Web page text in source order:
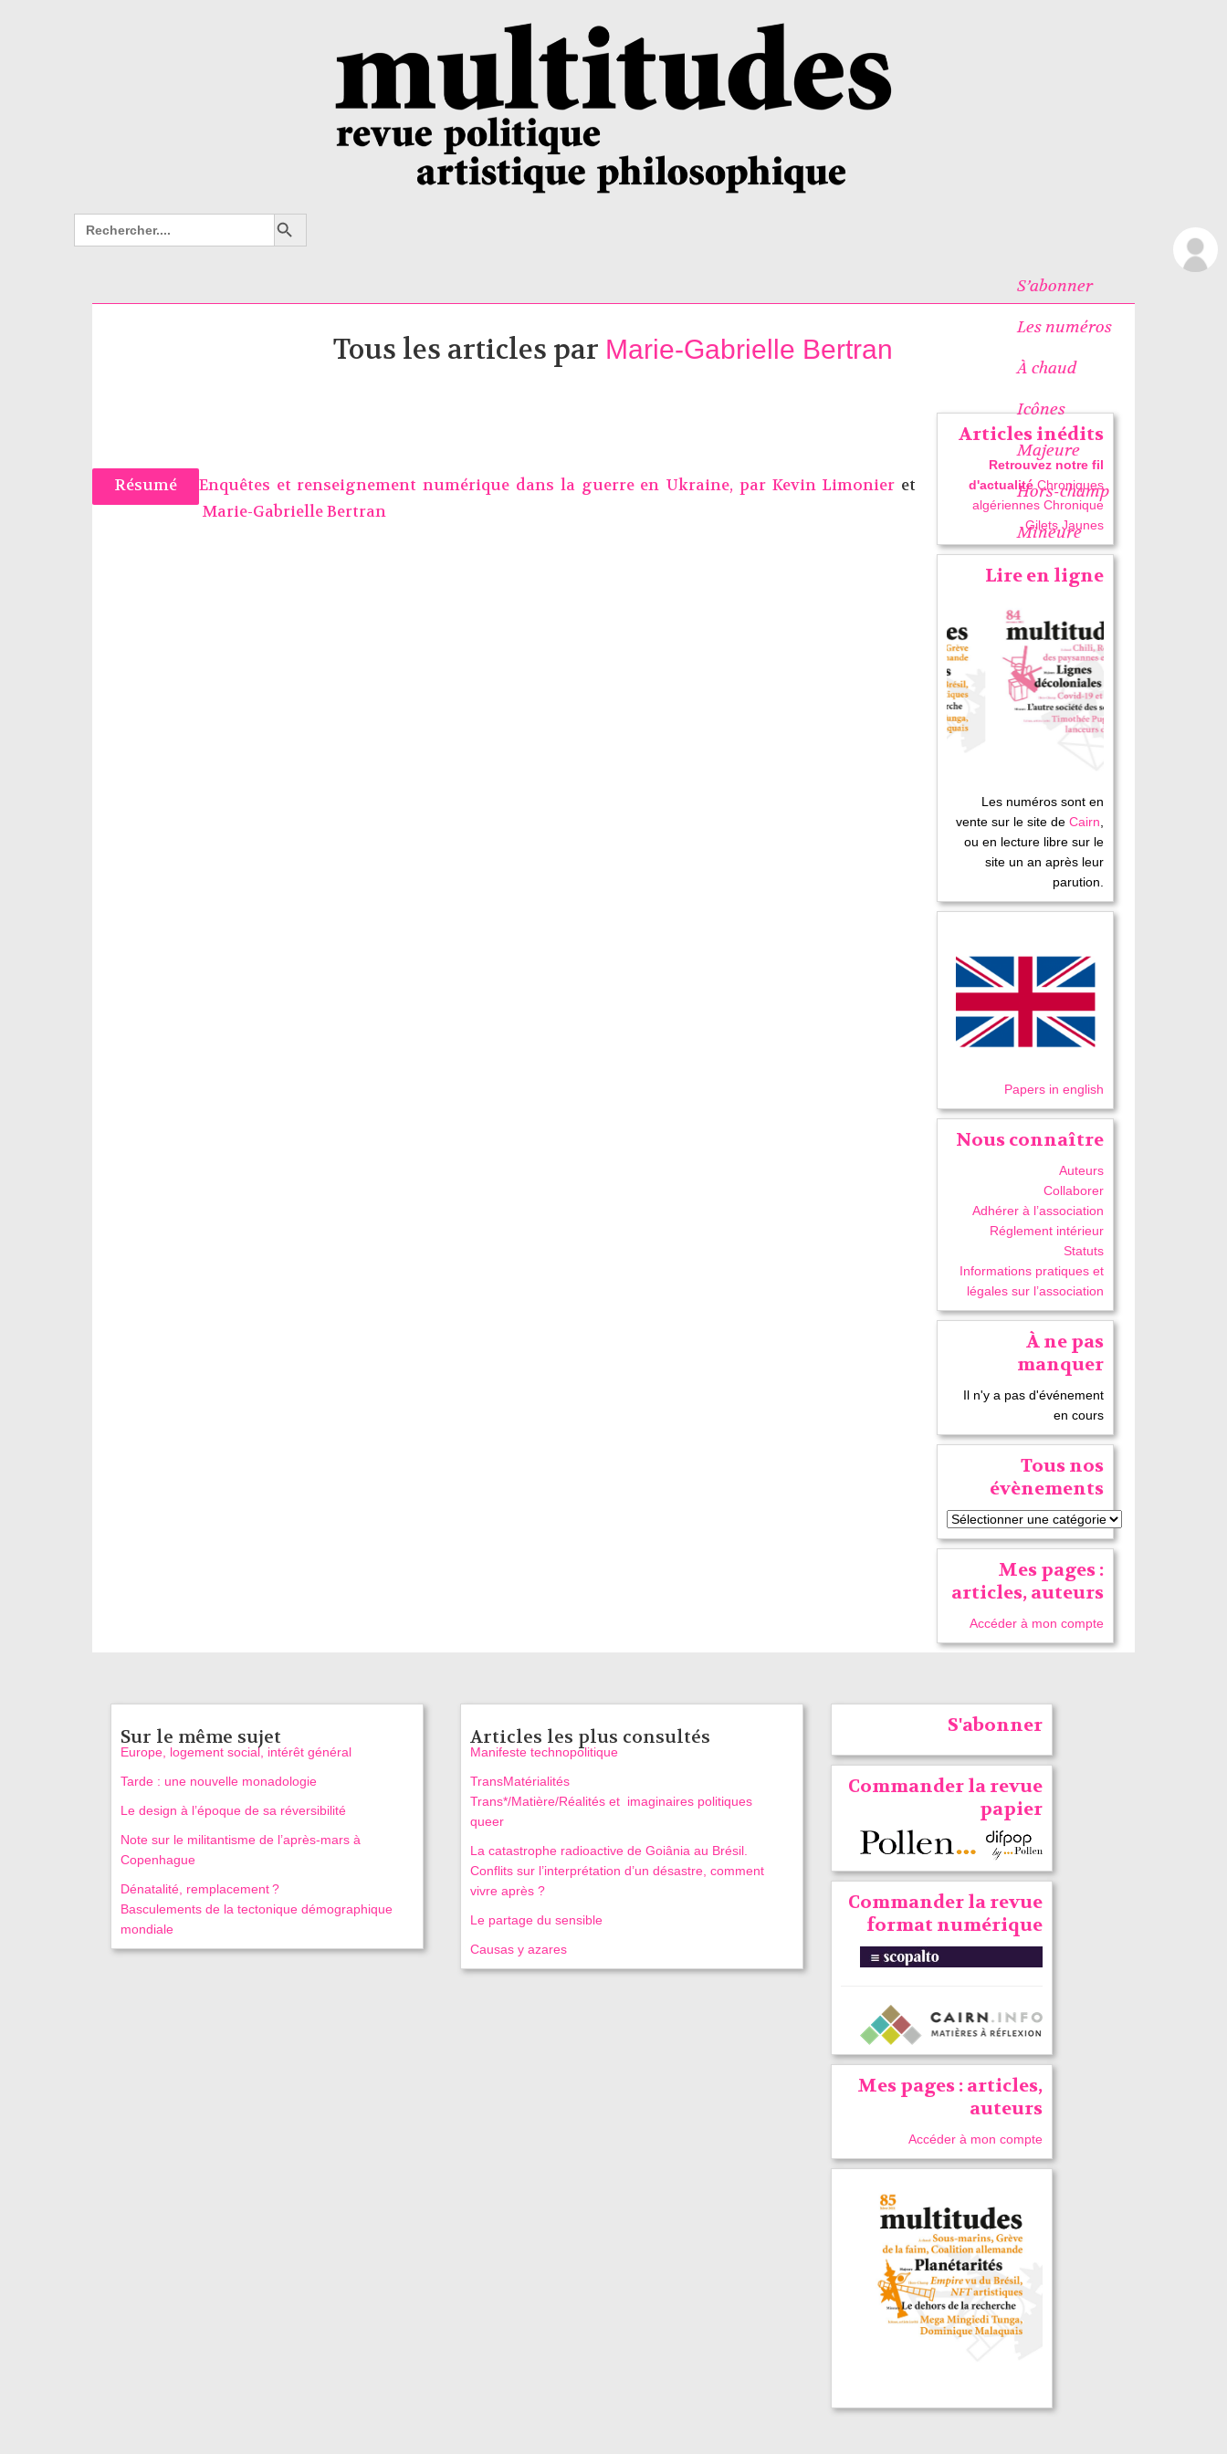
Search
for:
Search Button
S’abonner
Les numéros
À chaud
Icônes
Majeure
Hors-champ
Mineure
Tous les articles par Marie-Gabrielle Bertran
Résumé Enquêtes et renseignement numérique dans la guerre en Ukraine, par Kevin Limonier et
Marie-Gabrielle Bertran
Articles inédits
Retrouvez notre fil
d'actualité Chroniques
algériennes Chronique
Gilets Jaunes
Lire en ligne
Les numéros sont en
vente sur le site deCairn,
ou en lecture libre sur le
site un an après leur
parution.
Papers in english
Nous connaître
Auteurs
Collaborer
Adhérer à l’association
Réglement intérieur
Statuts
Informations pratiques et
légales sur l’association
À ne pas
manquer
Il n'y a pas d'événement
en cours
Tous nos
évènements
Mes pages :
articles, auteurs
Accéder à mon compte
Sur le même sujet
Europe, logement social, intérêt général
Tarde : une nouvelle monadologie
Le design à l’époque de sa réversibilité
Note sur le militantisme de l’après-mars à
Copenhague
Dénatalité, remplacement ?
Basculements de la tectonique démographique
mondiale
Articles les plus consultés
Manifeste technopolitique
TransMatérialités
Trans*/Matière/Réalités et imaginaires politiques
queer
La catastrophe radioactive de Goiânia au Brésil.
Conflits sur l’interprétation d’un désastre, comment
vivre après ?
Le partage du sensible
Causas y azares
S'abonner
Commander la revue
papier
Commander la revue
format numérique
Mes pages : articles,
auteurs
Accéder à mon compte